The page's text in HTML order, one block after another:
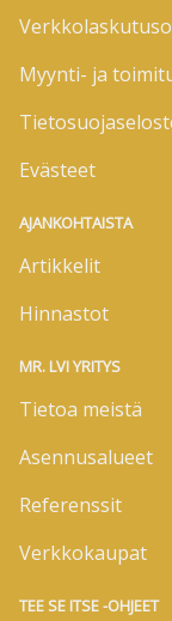
Myynti- ja
Evästeet
AJANKOHTAISTA
Artikkelit
Hinnastot
MR. LVI YRITYS
Tietoa meistä
Asennusalueet
Referenssit
Verkkokaupat
TEE SE ITSE -OHJEET